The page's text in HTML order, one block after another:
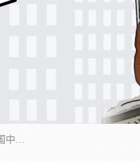
邦赋供应链管理成都有限公司是一家全球性的货物运输代理公司，主要从事：波兰中欧班列、德国中欧班列、出口莫斯科班列、中欧班列进口、蓉欧铁路、成都出口空运等业务，同时亦提供报关、报检、仓储、码头操作等服务。